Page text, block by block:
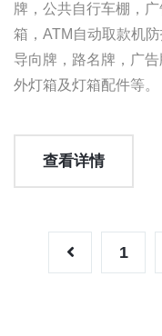
牌，公共自行车棚，
箱，ATM自动取款机
导向牌，路名牌，广
外灯箱及灯箱配件等。
查看详情
1